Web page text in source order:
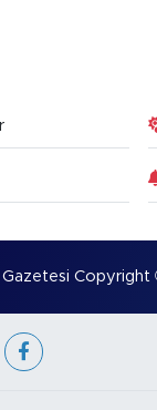
Copyright